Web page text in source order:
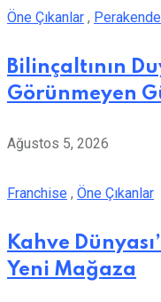
Öne Çıkanlar , Perakende
Bilinçaltının
Görünmeyen
Ağustos 5, 2026
Franchise , Öne Çıkanlar
Kahve
Yeni Mağaza